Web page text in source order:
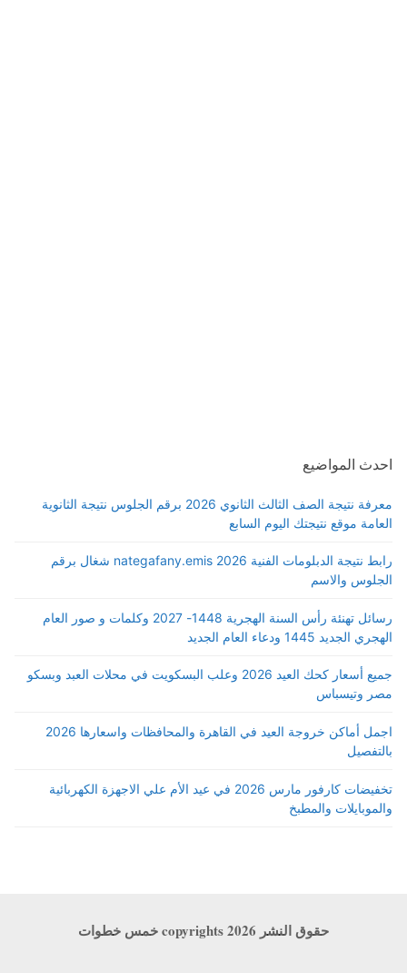
احدث المواضيع
معرفة نتيجة الصف الثالث الثانوي 2026 برقم الجلوس نتيجة الثانوية
العامة موقع نتيجتك اليوم السابع
رابط نتيجة الدبلومات الفنية 2026 nategafany.emis شغال برقم
الجلوس والاسم
رسائل تهنئة رأس السنة الهجرية 1448- 2027 وكلمات و صور العام
الهجري الجديد 1445 ودعاء العام الجديد
جميع أسعار كحك العيد 2026 وعلب البسكويت في محلات العبد وبسكو
مصر وتيسباس
اجمل أماكن خروجة العيد في القاهرة والمحافظات واسعارها 2026
بالتفصيل
تخفيضات كارفور مارس 2026 في عيد الأم علي الاجهزة الكهربائية
والموبايلات والمطبخ
حقوق النشر copyrights 2026 خمس خطوات